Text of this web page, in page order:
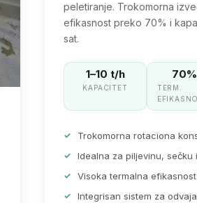
peletiranje. Trokomorna
efikasnost preko 70% i
sat.
1–10 t/h
KAPACITET
TERM.
Trokomorna rotaciona
Idealna za piljevinu, sečku
Visoka termalna
Integrisan sistem za